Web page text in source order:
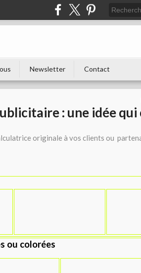
Newsletter Contact
: une idée qui
originale à vos clients ou
ou colorées